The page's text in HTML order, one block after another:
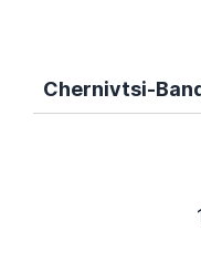
Chernivtsi-